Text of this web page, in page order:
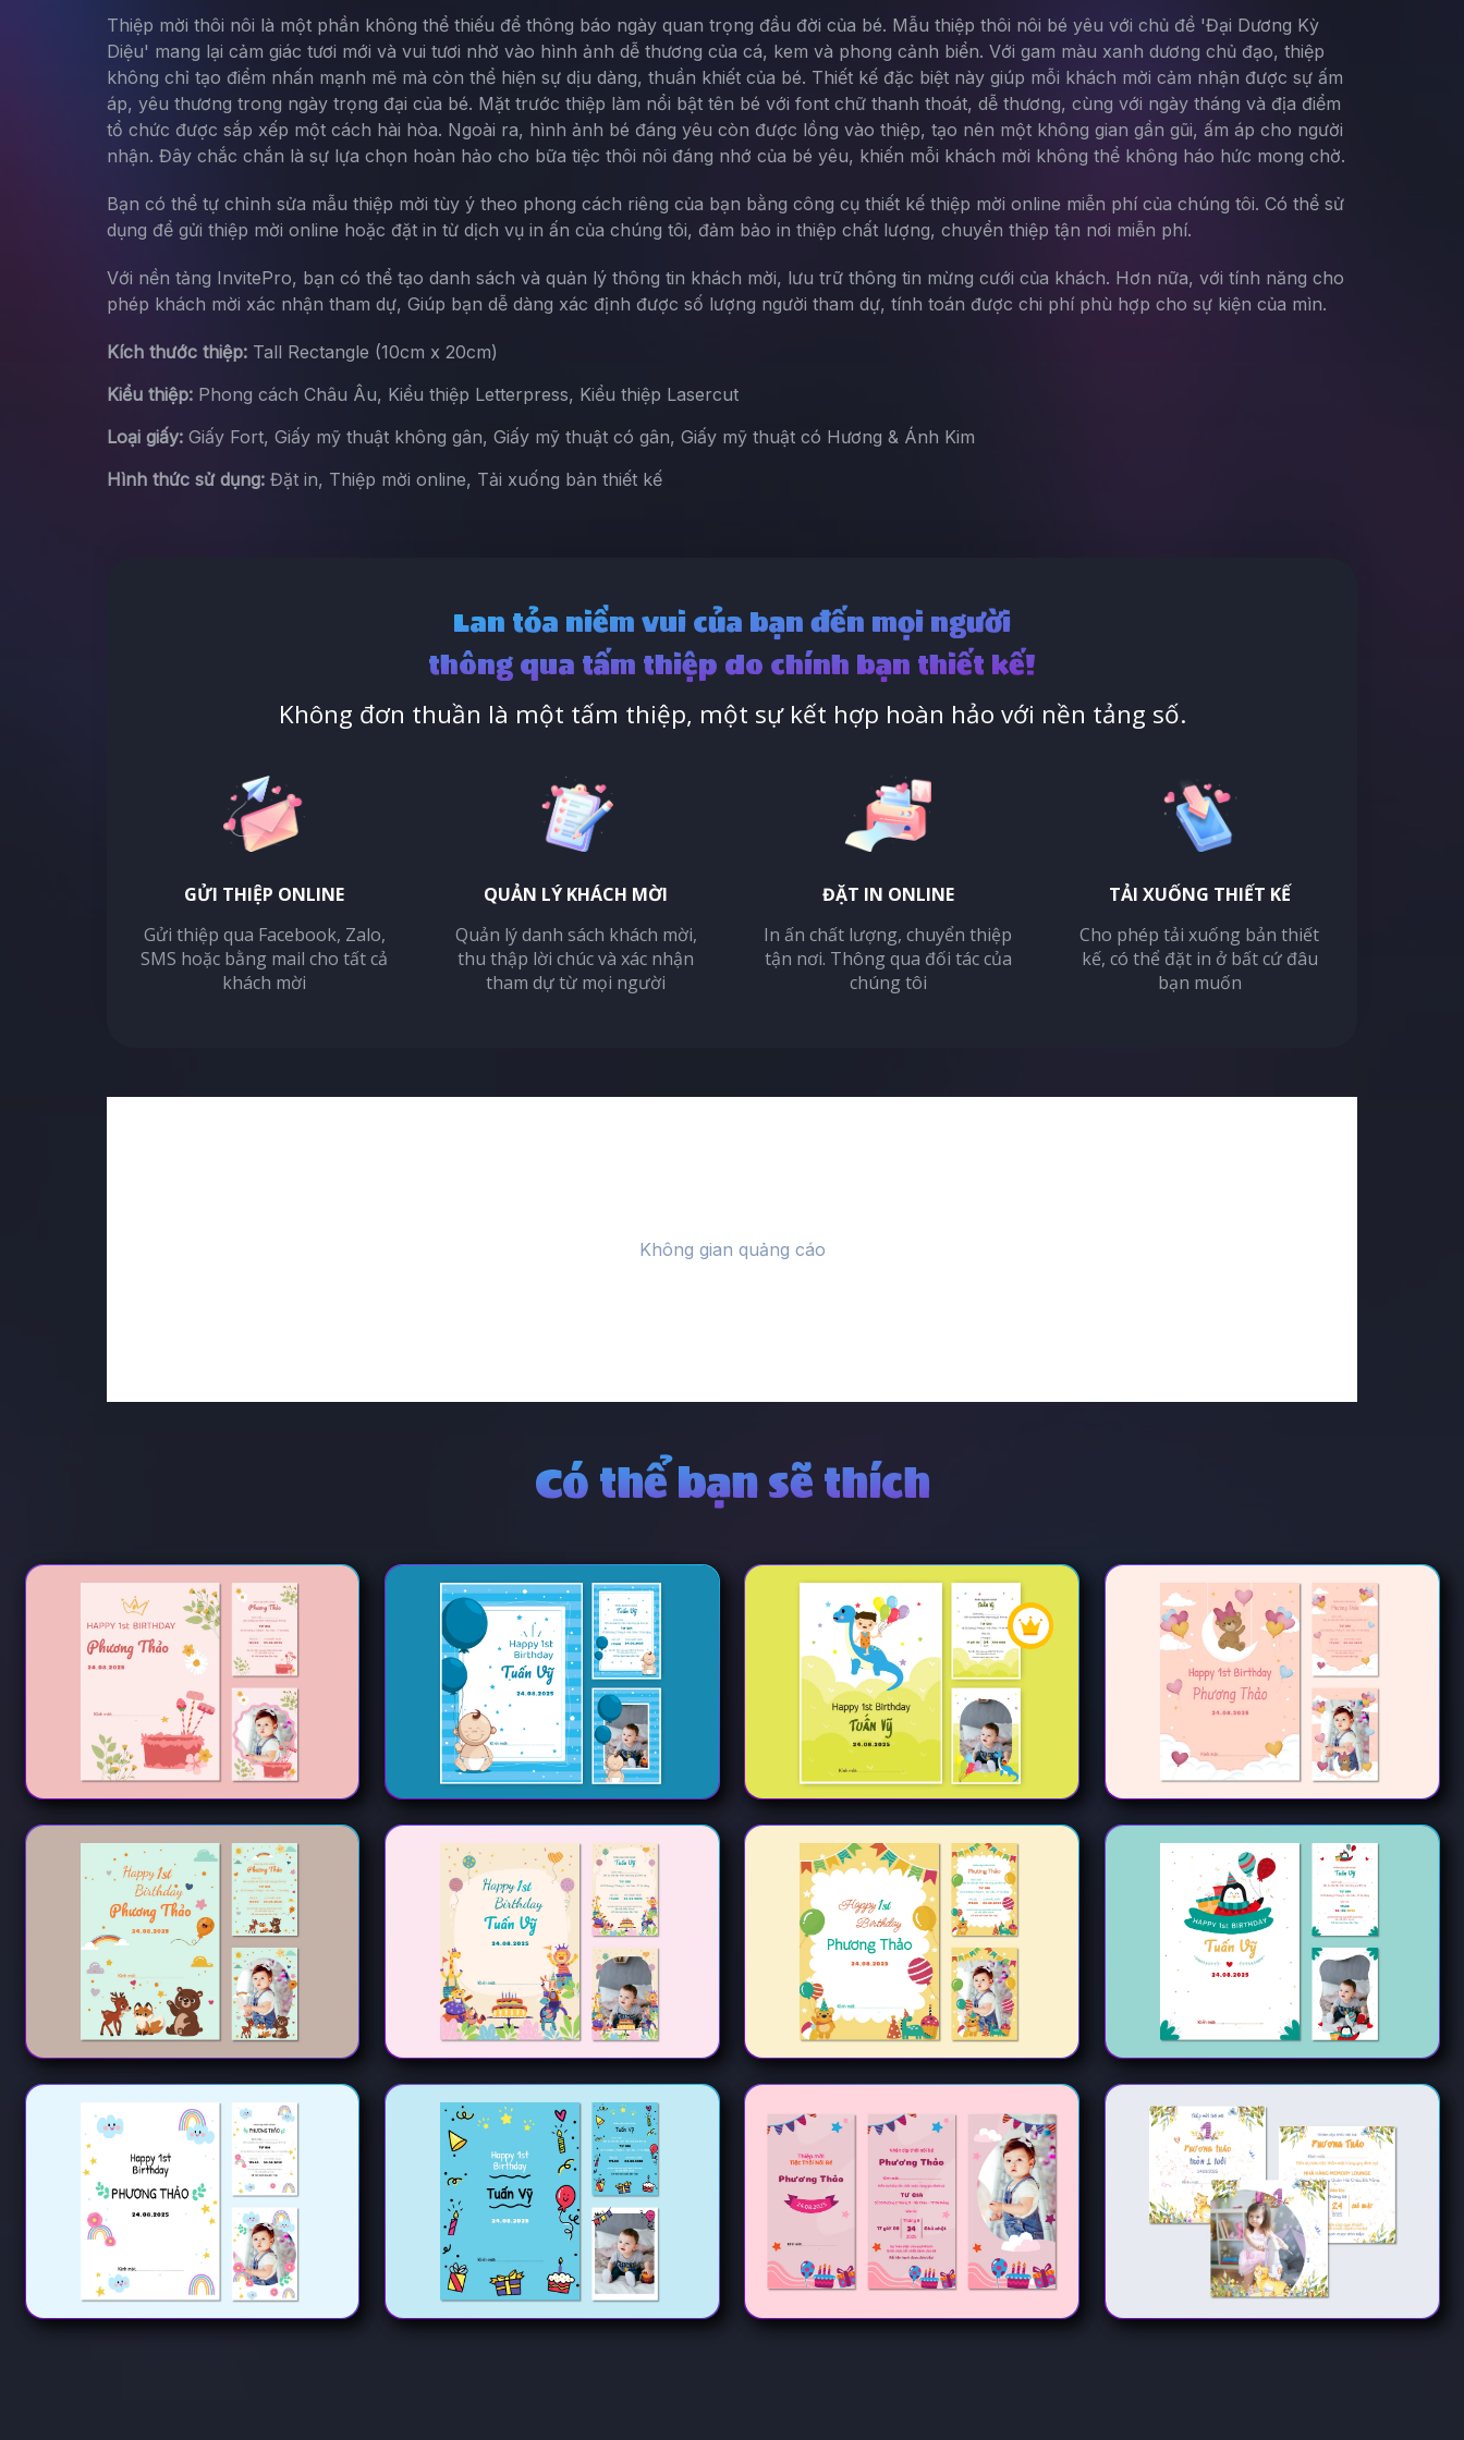
Thiệp mời thôi nôi là một phần không thể thiếu để thông báo ngày quan trọng đầu đời của bé. Mẫu thiệp thôi nôi bé yêu với chủ đề 'Đại Dương Kỳ
Diệu' mang lại cảm giác tươi mới và vui tươi nhờ vào hình ảnh dễ thương của cá, kem và phong cảnh biển. Với gam màu xanh dương chủ đạo, thiệp
không chỉ tạo điểm nhấn mạnh mẽ mà còn thể hiện sự dịu dàng, thuần khiết của bé. Thiết kế đặc biệt này giúp mỗi khách mời cảm nhận được sự ấm
áp, yêu thương trong ngày trọng đại của bé. Mặt trước thiệp làm nổi bật tên bé với font chữ thanh thoát, dễ thương, cùng với ngày tháng và địa điểm
tổ chức được sắp xếp một cách hài hòa. Ngoài ra, hình ảnh bé đáng yêu còn được lồng vào thiệp, tạo nên một không gian gần gũi, ấm áp cho người
nhận. Đây chắc chắn là sự lựa chọn hoàn hảo cho bữa tiệc thôi nôi đáng nhớ của bé yêu, khiến mỗi khách mời không thể không háo hức mong chờ.
Bạn có thể tự chỉnh sửa mẫu thiệp mời tùy ý theo phong cách riêng của bạn bằng công cụ thiết kế thiệp mời online miễn phí của chúng tôi. Có thể sử
dụng để gửi thiệp mời online hoặc đặt in từ dịch vụ in ấn của chúng tôi, đảm bảo in thiệp chất lượng, chuyển thiệp tận nơi miễn phí.
Với nền tảng InvitePro, bạn có thể tạo danh sách và quản lý thông tin khách mời, lưu trữ thông tin mừng cưới của khách. Hơn nữa, với tính năng cho
phép khách mời xác nhận tham dự, Giúp bạn dễ dàng xác định được số lượng người tham dự, tính toán được chi phí phù hợp cho sự kiện của mìn.
Kích thước thiệp: Tall Rectangle (10cm x 20cm)
Kiểu thiệp: Phong cách Châu Âu, Kiểu thiệp Letterpress, Kiểu thiệp Lasercut
Loại giấy: Giấy Fort, Giấy mỹ thuật không gân, Giấy mỹ thuật có gân, Giấy mỹ thuật có Hương & Ánh Kim
Hình thức sử dụng: Đặt in, Thiệp mời online, Tải xuống bản thiết kế
Lan tỏa niềm vui của bạn đến mọi người
thông qua tấm thiệp do chính bạn thiết kế!
Không đơn thuần là một tấm thiệp, một sự kết hợp hoàn hảo với nền tảng số.
GỬI THIỆP ONLINE
Gửi thiệp qua Facebook, Zalo,
SMS hoặc bằng mail cho tất cả
khách mời
QUẢN LÝ KHÁCH MỜI
Quản lý danh sách khách mời,
thu thập lời chúc và xác nhận
tham dự từ mọi người
ĐẶT IN ONLINE
In ấn chất lượng, chuyển thiệp
tận nơi. Thông qua đối tác của
chúng tôi
TẢI XUỐNG THIẾT KẾ
Cho phép tải xuống bản thiết
kế, có thể đặt in ở bất cứ đâu
bạn muốn
Có thể bạn sẽ thích